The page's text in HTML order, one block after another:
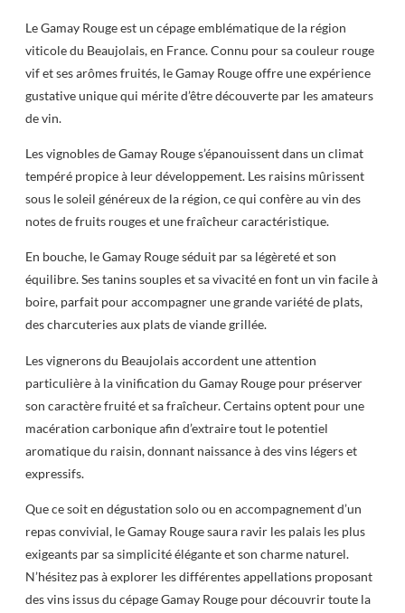
Le Gamay Rouge est un cépage emblématique de la région
viticole du Beaujolais, en France. Connu pour sa couleur rouge
vif et ses arômes fruités, le Gamay Rouge offre une expérience
gustative unique qui mérite d’être découverte par les amateurs
de vin.
Les vignobles de Gamay Rouge s’épanouissent dans un climat
tempéré propice à leur développement. Les raisins mûrissent
sous le soleil généreux de la région, ce qui confère au vin des
notes de fruits rouges et une fraîcheur caractéristique.
En bouche, le Gamay Rouge séduit par sa légèreté et son
équilibre. Ses tanins souples et sa vivacité en font un vin facile à
boire, parfait pour accompagner une grande variété de plats,
des charcuteries aux plats de viande grillée.
Les vignerons du Beaujolais accordent une attention
particulière à la vinification du Gamay Rouge pour préserver
son caractère fruité et sa fraîcheur. Certains optent pour une
macération carbonique afin d’extraire tout le potentiel
aromatique du raisin, donnant naissance à des vins légers et
expressifs.
Que ce soit en dégustation solo ou en accompagnement d’un
repas convivial, le Gamay Rouge saura ravir les palais les plus
exigeants par sa simplicité élégante et son charme naturel.
N’hésitez pas à explorer les différentes appellations proposant
des vins issus du cépage Gamay Rouge pour découvrir toute la